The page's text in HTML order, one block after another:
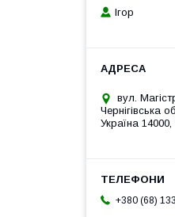
Ігор
вул.
Чернігівська
Україна 14000,
+380 (68)